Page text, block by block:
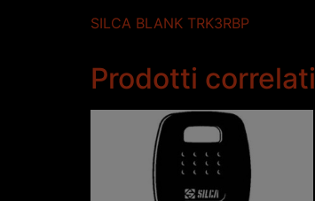
SILCA BLANK TRK3RBP
Prodotti correlati